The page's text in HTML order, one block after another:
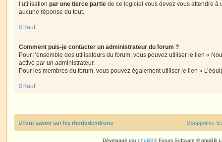
l’utilisation par une tierce partie de ce logiciel vous devez vous attendre à
aucune réponse du tout.
Haut
Comment puis-je contacter un administrateur du forum ?
Pour l’ensemble des utilisateurs du forum, vous pouvez utiliser le lien «
activé par un administrateur.
Pour les membres du forum, vous pouvez également utiliser le lien «
Haut
Tout savoir sur les rhododendrons Supprimer
Développé parphpBB® Forum Software © phpBB